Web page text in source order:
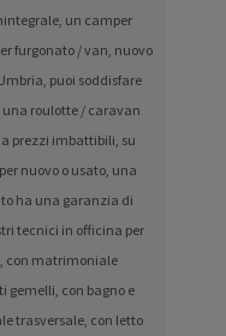
un camper
furgonato / van, nuovo
puoi soddisfare
una roulotte / caravan
prezzi imbattibili, su
nuovo o usato, una
ha una garanzia di
tecnici in officina per
con matrimoniale
gemelli, con bagno e
trasversale, con letto